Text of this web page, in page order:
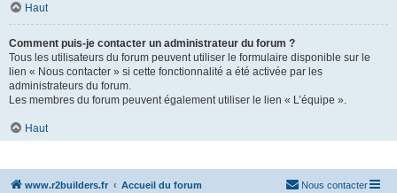
Haut
Comment puis-je contacter un administrateur du forum ?
Tous les utilisateurs du forum peuvent utiliser le formulaire disponible sur le
lien « Nous contacter » si cette fonctionnalité a été activée par les
administrateurs du forum.
Les membres du forum peuvent également utiliser le lien « L’équipe ».
Haut
www.r2builders.fr Accueil du forum Nous contacter